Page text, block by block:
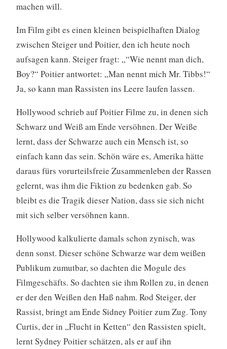
machen will.
Im Film gibt es einen kleinen beispielhaften Dialog
zwischen Steiger und Poitier, den ich heute noch
aufsagen kann. Steiger fragt: „“Wie nennt man dich,
Boy?“ Poitier antwortet: „Man nennt mich Mr. Tibbs!“
Ja, so kann man Rassisten ins Leere laufen lassen.
Hollywood schrieb auf Poitier Filme zu, in denen sich
Schwarz und Weiß am Ende versöhnen. Der Weiße
lernt, dass der Schwarze auch ein Mensch ist, so
einfach kann das sein. Schön wäre es, Amerika hätte
daraus fürs vorurteilsfreie Zusammenleben der Rassen
gelernt, was ihm die Fiktion zu bedenken gab. So
bleibt es die Tragik dieser Nation, dass sie sich nicht
mit sich selber versöhnen kann.
Hollywood kalkulierte damals schon zynisch, was
denn sonst. Dieser schöne Schwarze war dem weißen
Publikum zumutbar, so dachten die Mogule des
Filmgeschäfts. So dachten sie ihm Rollen zu, in denen
er der den Weißen den Haß nahm. Rod Steiger, der
Rassist, bringt am Ende Sidney Poitier zum Zug. Tony
Curtis, der in „Flucht in Ketten“ den Rassisten spielt,
lernt Sydney Poitier schätzen, als er auf ihn